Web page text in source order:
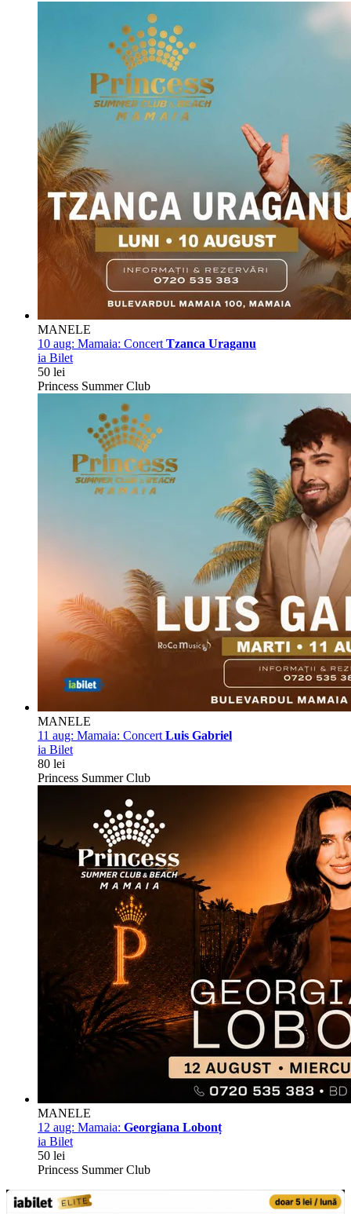
MANELE
10 aug: Mamaia: Concert Tzanca Uraganu
ia Bilet
50 lei
Princess Summer Club
MANELE
11 aug: Mamaia: Concert Luis Gabriel
ia Bilet
80 lei
Princess Summer Club
MANELE
12 aug: Mamaia: Georgiana Lobonț
ia Bilet
50 lei
Princess Summer Club